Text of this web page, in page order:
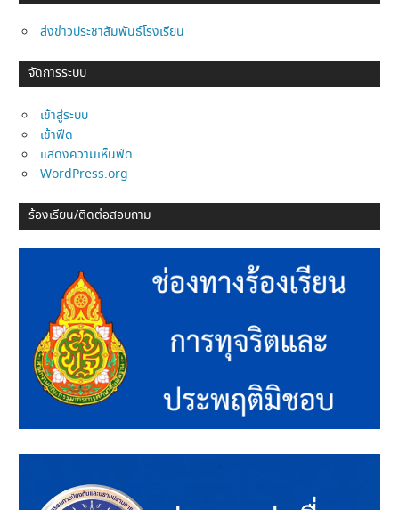
ส่งข่าวประชาสัมพันธ์โรงเรียน
จัดการระบบ
เข้าสู่ระบบ
เข้าฟีด
แสดงความเห็นฟีด
WordPress.org
ร้องเรียน/ติดต่อสอบถาม